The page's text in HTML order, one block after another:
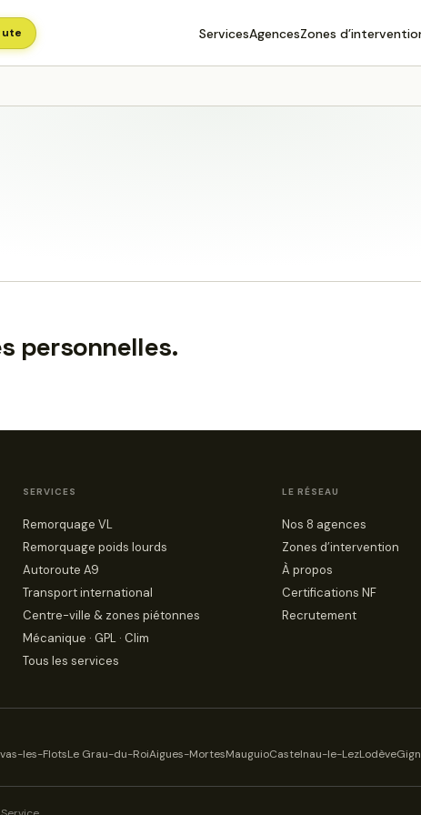
ServicesAgencesZones
personnelles.
SERVICES
Remorquage VL
Remorquage poids lourds
Autoroute A9
Transport international
Centre-ville & zones piétonnes
Mécanique · GPL · Clim
Tous les services
LE RÉSEAU
Nos 8 agences
Zones d’intervention
À propos
Certifications NF
Recrutement
les-FlotsLe Grau-du-RoiAigues-MortesMauguioCastelnau-le-LezLodève